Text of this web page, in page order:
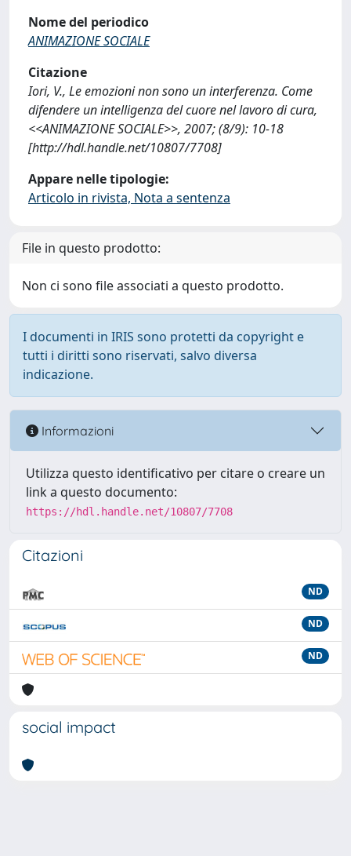
Nome del periodico
ANIMAZIONE SOCIALE
Citazione
Iori, V., Le emozioni non sono un interferenza. Come
difendere un intelligenza del cuore nel lavoro di cura,
<<ANIMAZIONE SOCIALE>>, 2007; (8/9): 10-18
[http://hdl.handle.net/10807/7708]
Appare nelle tipologie:
Articolo in rivista, Nota a sentenza
File in questo prodotto:
Non ci sono file associati a questo prodotto.
I documenti in IRIS sono protetti da copyright e
tutti i diritti sono riservati, salvo diversa
indicazione.
Informazioni
Utilizza questo identificativo per citare o creare un
link a questo documento:
https://hdl.handle.net/10807/7708
Citazioni
ND
ND
ND
social impact